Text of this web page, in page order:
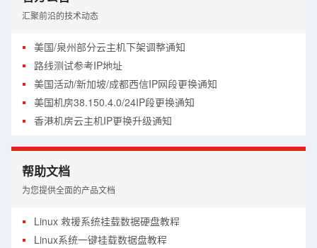
汇聚前沿的技术动态
美国/泉州部分云主机下架调整通知
路线测试参考IP地址
美国活动/新加坡/成都西信IP网段更换通知
美国机房38.150.4.0/24IP段更换通知
香港机房云主机IP更换升级通知
帮助文档
为您提供全面的产品文档
Linux 救援系统挂载数据硬盘教程
Linux系统一键挂载数据盘教程